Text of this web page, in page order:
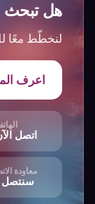
هل تبحث
لنخطّط معًا
اعرف
اتصل
معاودة
سنتصل